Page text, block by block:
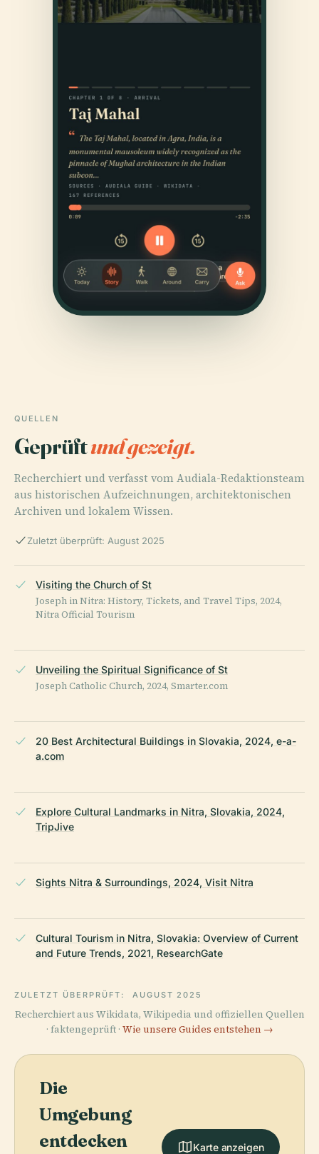
QUELLEN
Geprüftund gezeigt.
Recherchiert und verfasst vom Audiala-Redaktionsteam
aus historischen Aufzeichnungen, architektonischen
Archiven und lokalem Wissen.
Zuletzt überprüft: August 2025
Visiting the Church of St
Joseph in Nitra: History, Tickets, and Travel Tips, 2024,
Nitra Official Tourism
Unveiling the Spiritual Significance of St
Joseph Catholic Church, 2024, Smarter.com
20 Best Architectural Buildings in Slovakia, 2024, e-a-
a.com
Explore Cultural Landmarks in Nitra, Slovakia, 2024,
TripJive
Sights Nitra & Surroundings, 2024, Visit Nitra
Cultural Tourism in Nitra, Slovakia: Overview of Current
and Future Trends, 2021, ResearchGate
ZULETZT ÜBERPRÜFT: AUGUST 2025
Recherchiert aus Wikidata, Wikipedia und offiziellen Quellen
· faktengeprüft · Wie unsere Guides entstehen →
Die
Umgebung
entdecken
Karte anzeigen